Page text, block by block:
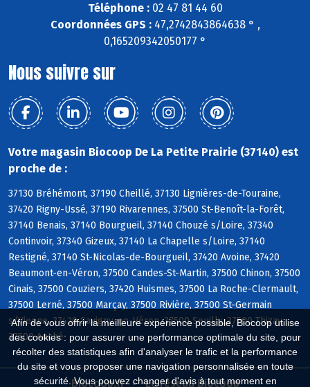
Afin de vous offrir la meilleure expérience possible, Biocoop utilise
des cookies : pour assurer une performance optimale du site, pour
récolter des statistiques afin d'analyser le trafic et la performance
du site et vous proposer une navigation personnalisée en toute
sécurité. Vous pouvez changer d'avis à tout moment en
Téléphone :02 47 81 44 60
Coordonnées GPS :47,2742843864638 ° ,
0,165209342050177 °
Nous suivre sur
Votre magasin Biocoop De La Petite Prairie (37140) est
proche de :
37130 Bréhémont, 37190 Cheillé, 37130 Lignières-de-Touraine,
37420 Rigny-Ussé, 37190 Rivarennes, 37500 St-Benoît-la-Forêt,
37140 Benais, 37140 Bourgueil, 37140 Chouzé s/Loire, 37340
Continvoir, 37340 Gizeux, 37140 La Chapelle s/Loire, 37140
Restigné, 37140 St-Nicolas-de-Bourgueil, 37420 Avoine, 37420
Beaumont-en-Véron, 37500 Candes-St-Martin, 37500 Chinon, 37500
Cinais, 37500 Couziers, 37420 Huismes, 37500 La Roche-Clermault,
37500 Lerné, 37500 Marçay, 37500 Rivière, 37500 St-Germain
s/Vienne, 37420 Savigny-en-Véron, 37500 Seuilly, 37500 Thizay,
37500 Anché
Biocoop.fr Le réseau Biocoop